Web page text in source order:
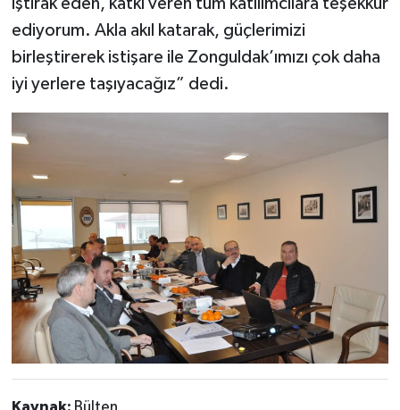
iştirak eden, katkı veren tüm katılımcılara teşekkür
ediyorum. Akla akıl katarak, güçlerimizi
birleştirerek istişare ile Zonguldak’ımızı çok daha
iyi yerlere taşıyacağız” dedi.